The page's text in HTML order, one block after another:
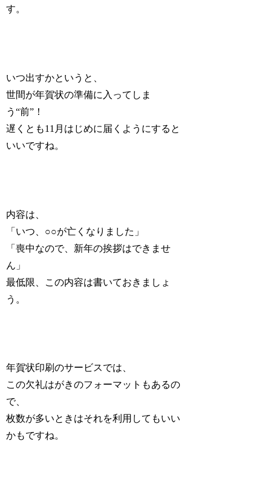
す。
いつ出すかというと、
世間が年賀状の準備に入ってしま
う“前”！
遅くとも11月はじめに届くようにすると
いいですね。
内容は、
「いつ、○○が亡くなりました」
「喪中なので、新年の挨拶はできませ
ん」
最低限、この内容は書いておきましょ
う。
年賀状印刷のサービスでは、
この欠礼はがきのフォーマットもあるの
で、
枚数が多いときはそれを利用してもいい
かもですね。